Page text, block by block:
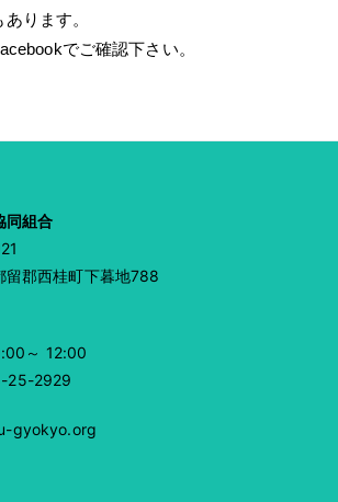
ります。
でご確認下さい。
同組合
留郡西桂町下暮地788
～ 12:00
25-2929
gyokyo.org